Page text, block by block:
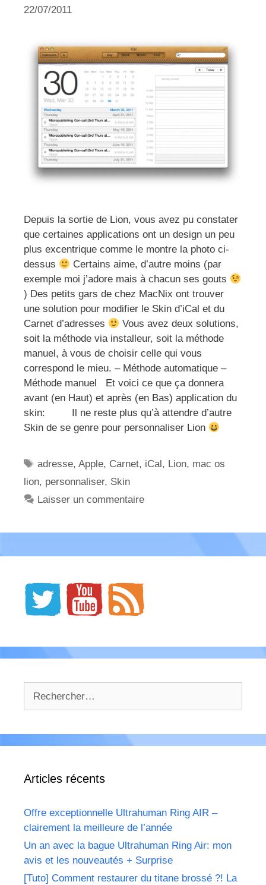
22/07/2011
Depuis la sortie de Lion, vous avez pu constater
que certaines applications ont un design un peu
plus excentrique comme le montre la photo ci-
dessus
Certains aime, d’autre moins (par
exemple moi j’adore mais à chacun ses gouts
) Des petits gars de chez MacNix ont trouver
une solution pour modifier le Skin d’iCal et du
Carnet d’adresses
Vous avez deux solutions,
soit la méthode via installeur, soit la méthode
manuel, à vous de choisir celle qui vous
correspond le mieu. – Méthode automatique –
Méthode manuel Et voici ce que ça donnera
avant (en Haut) et après (en Bas) application du
skin: Il ne reste plus qu’à attendre d’autre
Skin de se genre pour personnaliser Lion
Étiquettes
adresse,Apple, Carnet, iCal , Lion, mac os
lion, personnaliser, Skin
Laisser un commentaire
Articles récents
Offre exceptionnelle Ultrahuman Ring AIR –
clairement la meilleure de l’année
Un an avec la bague Ultrahuman Ring Air: mon
avis et les nouveautés + Surprise
[Tuto] Comment restaurer du titane brossé ?! La